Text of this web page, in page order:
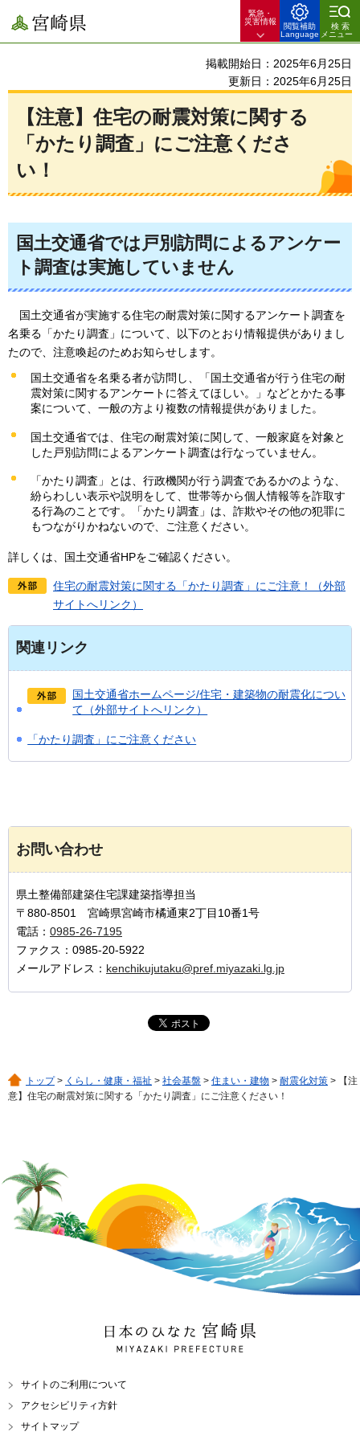
宮崎県
緊急・
災害情報
閲覧補助
Language
検索
メニュー
掲載開始日：2025年6月25日
更新日：2025年6月25日
【注意】住宅の耐震対策に関する
「かたり調査」にご注意くださ
い！
国土交通省では戸別訪問によるアンケー
ト調査は実施していません
国土交通省が実施する住宅の耐震対策に関するアンケート調査を
名乗る「かたり調査」について、以下のとおり情報提供がありまし
たので、注意喚起のためお知らせします。
国土交通省を名乗る者が訪問し、「国土交通省が行う住宅の耐
震対策に関するアンケートに答えてほしい。」などとかたる事
案について、一般の方より複数の情報提供がありました。
国土交通省では、住宅の耐震対策に関して、一般家庭を対象と
した戸別訪問によるアンケート調査は行なっていません。
「かたり調査」とは、行政機関が行う調査であるかのような、
紛らわしい表示や説明をして、世帯等から個人情報等を詐取す
る行為のことです。「かたり調査」は、詐欺やその他の犯罪に
もつながりかねないので、ご注意ください。
詳しくは、国土交通省HPをご確認ください。
住宅の耐震対策に関する「かたり調査」にご注意！（外部
サイトへリンク）
関連リンク
国土交通省ホームページ/住宅・建築物の耐震化につい
て（外部サイトへリンク）
「かたり調査」にご注意ください
お問い合わせ
県土整備部建築住宅課建築指導担当
〒880-8501 宮崎県宮崎市橘通東2丁目10番1号
電話： 0985-26-7195
ファクス：0985-20-5922
メールアドレス： kenchikujutaku@pref.miyazaki.lg.jp
トップ> くらし・健康・福祉 > 社会基盤 > 住まい・建物 > 耐震化対策 > 【注
意】住宅の耐震対策に関する「かたり調査」にご注意ください！
日本のひなた 宮崎県
MIYAZAKI PREFECTURE
サイトのご利用について
アクセシビリティ方針
サイトマップ